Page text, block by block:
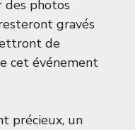
des photos
gravés
de
cet événement
précieux, un